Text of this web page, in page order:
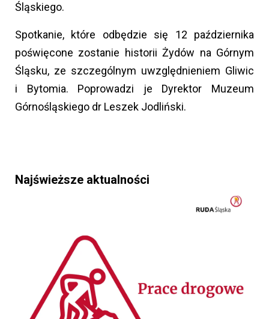
Śląskiego.
Spotkanie, które odbędzie się 12 października
poświęcone zostanie historii Żydów na Górnym
Śląsku, ze szczególnym uwzględnieniem Gliwic
i Bytomia. Poprowadzi je Dyrektor Muzeum
Górnośląskiego dr Leszek Jodliński.
Najświeższe aktualności